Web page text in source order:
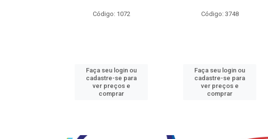
Código: 1072
Faça seu login ou
cadastre-se para
ver preços e
comprar
Código: 3748
Faça seu login ou
cadastre-se para
ver preços e
comprar